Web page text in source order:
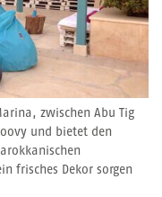
zwischen Abu Tig
und bietet den
frisches Dekor sorgen